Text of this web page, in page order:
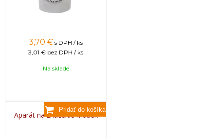
3,70 € s DPH / ks
3,01 € bez DPH / ks
Na sklade
Aparát na značenie matiek